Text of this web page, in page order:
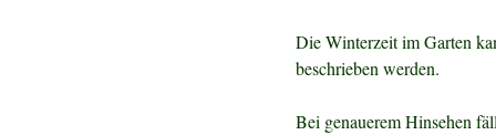
Die Winterzeit im Garten
beschrieben werden.
Bei genauerem Hinsehen